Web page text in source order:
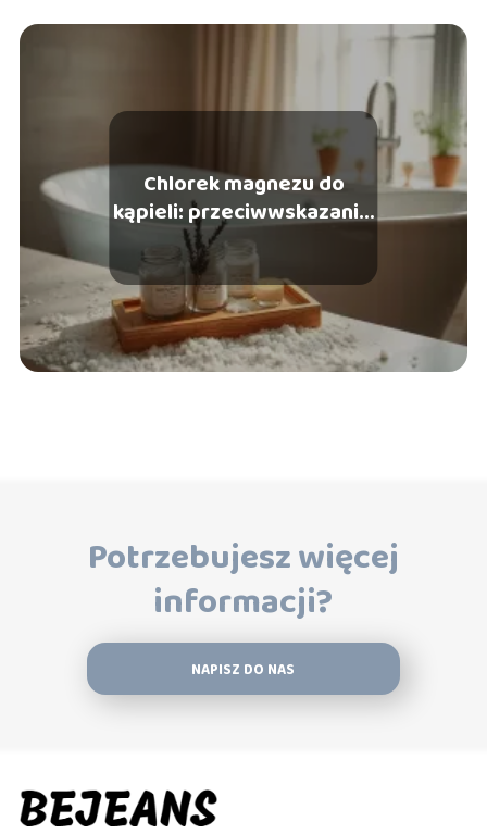
Chlorek magnezu do
kąpieli: przeciwwskazania,
które warto znać
Potrzebujesz więcej
informacji?
NAPISZ DO NAS